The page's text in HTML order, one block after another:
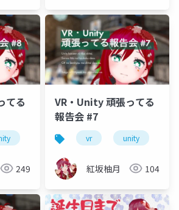
てる
vrchat 初心者
249
VR・Unity 頑張ってる
報告会 #7
vr unity
紅坂柚月 104